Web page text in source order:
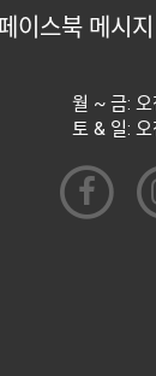
이스북 메시지
월 ~ 금:
토 & 일: